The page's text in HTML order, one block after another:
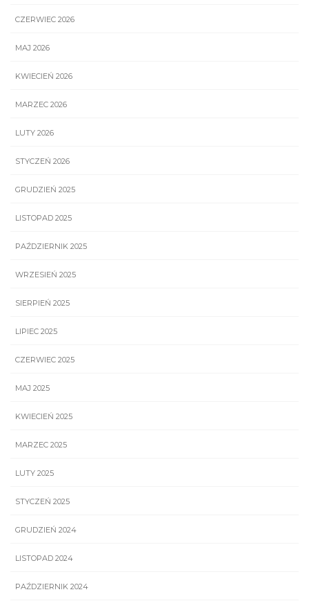
CZERWIEC 2026
MAJ 2026
KWIECIEŃ 2026
MARZEC 2026
LUTY 2026
STYCZEŃ 2026
GRUDZIEŃ 2025
LISTOPAD 2025
PAŹDZIERNIK 2025
WRZESIEŃ 2025
SIERPIEŃ 2025
LIPIEC 2025
CZERWIEC 2025
MAJ 2025
KWIECIEŃ 2025
MARZEC 2025
LUTY 2025
STYCZEŃ 2025
GRUDZIEŃ 2024
LISTOPAD 2024
PAŹDZIERNIK 2024